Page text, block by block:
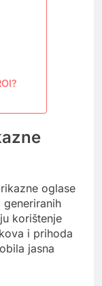
oglase
korištenje
i prihoda
jasna